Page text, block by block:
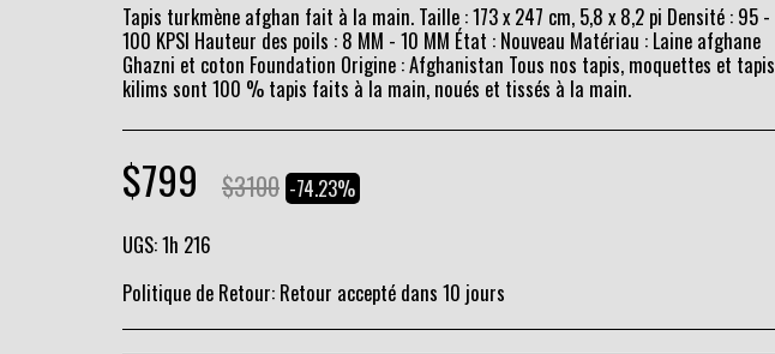
Tapis turkmène afghan fait à la main. Taille : 173 x 247 cm, 5,8 x 8,2 pi Densité : 95 -
100 KPSI Hauteur des poils : 8 MM - 10 MM État : Nouveau Matériau : Laine afghane
Ghazni et coton Foundation Origine : Afghanistan Tous nos tapis, moquettes et tapis
kilims sont 100 % tapis faits à la main, noués et tissés à la main.
$799 $3100 -74.23%
UGS:1h 216
Politique de Retour: Retour accepté dans 10 jours